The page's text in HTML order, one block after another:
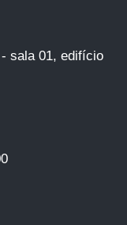
sala 01, edifício